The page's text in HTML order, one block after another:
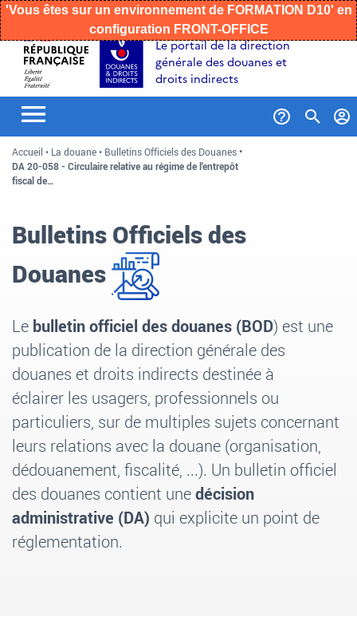
Aller
contenu
Aller
recherche
Aller
menu
'Vous êtes sur un environnement de FORMATION D10' en
configuration FRONT-OFFICE
Le portail de la direction
générale des douanes et
droits indirects
Accueil La douane
Bulletins Officiels des Douanes
DA 20-058 - Circulaire relative au régime de l'entrepôt
fiscal de…
Bulletins Officiels des
Douanes
Le bulletin officiel des douanes (BOD) est une
publication de la direction générale des
douanes et droits indirects destinée à
éclairer les usagers, professionnels ou
particuliers, sur de multiples sujets concernant
leurs relations avec la douane (organisation,
dédouanement, fiscalité, ...). Un bulletin officiel
des douanes contient unedécision
administrative (DA) qui explicite un point de
réglementation.